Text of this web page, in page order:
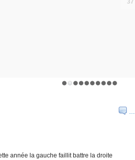
…
année la gauche faillit battre la droite